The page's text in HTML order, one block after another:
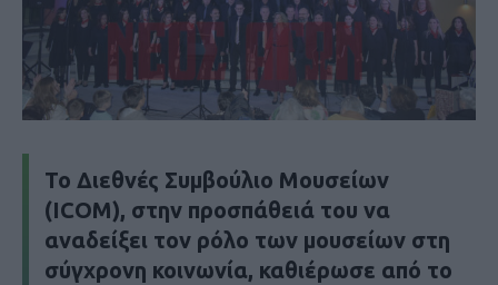
Το Διεθνές Συμβούλιο Μουσείων
(ICOM), στην προσπάθειά του να
αναδείξει τον ρόλο των μουσείων στη
σύγχρονη κοινωνία, καθιέρωσε από το